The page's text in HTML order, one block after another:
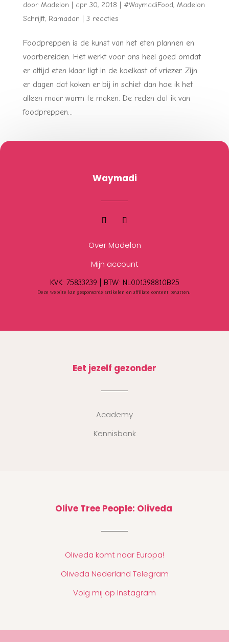
door Madelon apr 30, 2018 #WaymadiFood, Madelon
Schrijft, Ramadan 3 reacties
Foodpreppen is de kunst van het eten plannen en
voorbereiden. Het werkt voor ons heel goed omdat
er altijd eten klaar ligt in de koelkast of vriezer. Zijn
er dagen dat koken er bij in schiet dan hoe ik het
alleen maar warm te maken. De reden dat ik van
foodpreppen...
Waymadi
Over Madelon
Mijn account
KVK: 75833239 | BTW: NL001398810B25
Deze website kan gesponsorde artikelen en affiliate content bevatten.
Eet jezelf gezonder
Academy
Kennisbank
Olive Tree People: Oliveda
Oliveda komt naar Europa!
Oliveda Nederland Telegram
Volg mij op Instagram